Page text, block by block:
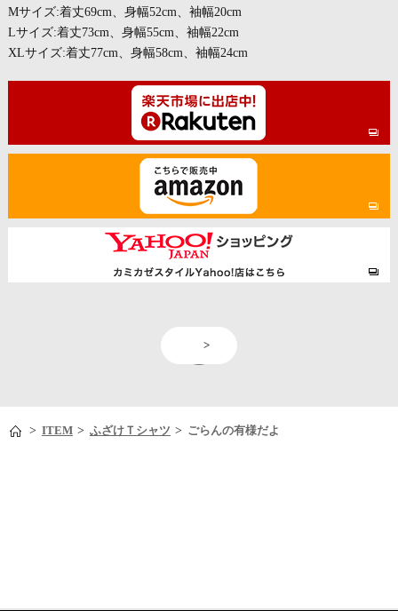
Mサイズ:着丈69cm、身幅52cm、袖幅20cm
Lサイズ:着丈73cm、身幅55cm、袖幅22cm
XLサイズ:着丈77cm、身幅58cm、袖幅24cm
>
> ITEM > ふざけＴシャツ > ごらんの有様だよ